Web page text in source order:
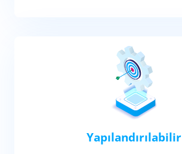
Yapılandırılabilir